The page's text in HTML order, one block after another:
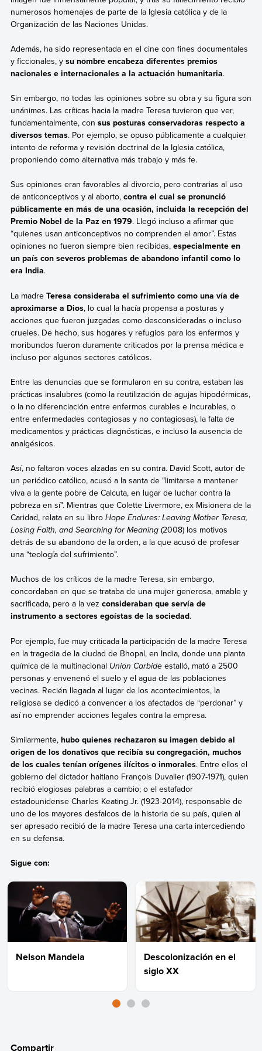
numerosos homenajes de parte de la Iglesia católica y de la
Organización de las Naciones Unidas.
Además, ha sido representada en el cine con fines documentales
y ficcionales, y su nombre encabeza diferentes premios
nacionales e internacionales a la actuación humanitaria.
Sin embargo, no todas las opiniones sobre su obra y su figura son
unánimes. Las críticas hacia la madre Teresa tuvieron que ver,
fundamentalmente, con sus posturas conservadoras respecto a
diversos temas. Por ejemplo, se opuso públicamente a cualquier
intento de reforma y revisión doctrinal de la Iglesia católica,
proponiendo como alternativa más trabajo y más fe.
Sus opiniones eran favorables al divorcio, pero contrarias al uso
de anticonceptivos y al aborto, contra el cual se pronunció
públicamente en más de una ocasión, incluida la recepción del
Premio Nobel de la Paz en 1979. Llegó incluso a afirmar que
“quienes usan anticonceptivos no comprenden el amor”. Estas
opiniones no fueron siempre bien recibidas, especialmente en
un país con severos problemas de abandono infantil como lo
era India.
La madre Teresa consideraba el sufrimiento como una vía de
aproximarse a Dios, lo cual la hacía propensa a posturas y
acciones que fueron juzgadas como desconsideradas o incluso
crueles. De hecho, sus hogares y refugios para los enfermos y
moribundos fueron duramente criticados por la prensa médica e
incluso por algunos sectores católicos.
Entre las denuncias que se formularon en su contra, estaban las
prácticas insalubres (como la reutilización de agujas hipodérmicas,
o la no diferenciación entre enfermos curables e incurables, o
entre enfermedades contagiosas y no contagiosas), la falta de
medicamentos y prácticas diagnósticas, e incluso la ausencia de
analgésicos.
Así, no faltaron voces alzadas en su contra. David Scott, autor de
un periódico católico, acusó a la santa de “limitarse a mantener
viva a la gente pobre de Calcuta, en lugar de luchar contra la
pobreza en sí”. Mientras que Colette Livermore, ex Misionera de la
Caridad, relata en su libro Hope Endures: Leaving Mother Teresa,
Losing Faith, and Searching for Meaning(2008) los motivos
detrás de su abandono de la orden, a la que acusó de profesar
una “teología del sufrimiento”.
Muchos de los críticos de la madre Teresa, sin embargo,
concordaban en que se trataba de una mujer generosa, amable y
sacrificada, pero a la vez consideraban que servía de
instrumento a sectores egoístas de la sociedad.
Por ejemplo, fue muy criticada la participación de la madre Teresa
en la tragedia de la ciudad de Bhopal, en India, donde una planta
química de la multinacional Union Carbideestalló, mató a 2500
personas y envenenó el suelo y el agua de las poblaciones
vecinas. Recién llegada al lugar de los acontecimientos, la
religiosa se dedicó a convencer a los afectados de “perdonar” y
así no emprender acciones legales contra la empresa.
Similarmente, hubo quienes rechazaron su imagen debido al
origen de los donativos que recibía su congregación, muchos
de los cuales tenían orígenes ilícitos o inmorales. Entre ellos el
gobierno del dictador haitiano François Duvalier (1907-1971), quien
recibió elogiosas palabras a cambio; o el estafador
estadounidense Charles Keating Jr. (1923-2014), responsable de
uno de los mayores desfalcos de la historia de su país, quien al
ser apresado recibió de la madre Teresa una carta intercediendo
en su defensa.
Sigue con:
Nelson Mandela
Descolonización en el
siglo XX
Compartir